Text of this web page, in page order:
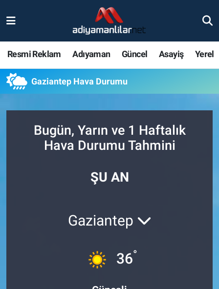
Resmi Reklam Adıyaman Güncel Asayiş Yerel
Gaziantep Hava Durumu
Bugün, Yarın ve 1 Haftalık
Hava Durumu Tahmini
ŞU AN
Gaziantep
36°
Röportajlar
Magazin
Bölge Haberleri
Nöbetçi Eczaneler
Adiyaman Namaz Vakitleri
Trafik Durumu
Süper Lig Puan Durumu ve Fikstür
Son Dakika Haberleri